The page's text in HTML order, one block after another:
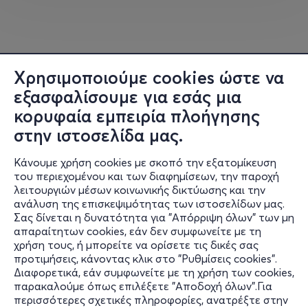
Χρησιμοποιούμε cookies ώστε να
εξασφαλίσουμε για εσάς μια
κορυφαία εμπειρία πλοήγησης
στην ιστοσελίδα μας.
Κάνουμε χρήση cookies με σκοπό την εξατομίκευση
του περιεχομένου και των διαφημίσεων, την παροχή
λειτουργιών μέσων κοινωνικής δικτύωσης και την
ανάλυση της επισκεψιμότητας των ιστοσελίδων μας.
Σας δίνεται η δυνατότητα για "Απόρριψη όλων" των μη
απαραίτητων cookies, εάν δεν συμφωνείτε με τη
χρήση τους, ή μπορείτε να ορίσετε τις δικές σας
προτιμήσεις, κάνοντας κλικ στο "Ρυθμίσεις cookies".
Διαφορετικά, εάν συμφωνείτε με τη χρήση των cookies,
παρακαλούμε όπως επιλέξετε "Αποδοχή όλων".Για
περισσότερες σχετικές πληροφορίες, ανατρέξτε στην
Η « Χιονάτη και οι 7 Νάνοι
» είναι ένα κλασικό μπαλέτο
αφιερωμένο στα παιδιά. Πριν από 5 δεκαετίες, ο Ρώσος
χορογράφοςGenrikh Mayorovεμπνεύστηκε από το
γνωστό παραμύθι των Αδελφών Γκριμ και δημιούργησε
μία νέα χορογραφία βασισμένη στην πρωτότυπη
Μέχρι σήμερα, καμμία παράσταση μπαλέτου για παιδιά
δεν έχει αποδοθεί με τέτοια «φρέσκια» ματιά, με τόσο
ταλέντο και χάρη, γι αυτό και δίκαια ο Mayorov
χαρακτηρίστηκε από τους κριτικούς σαν ο « χορογράφος
της νιότης». Τα χορευτικά μέρη του μπαλέτου,
διακρίνονται από φαντασία και ευρηματικότητα και
παρόλο που η θεματολογία του μπαλέτου αφορά σε
ένα παραμύθι, η χορογραφία του, με τα εντυπωσιακά
Πληροφορίες
Υποστήριξη
Stay Connected